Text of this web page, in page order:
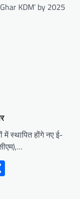
Ghar KDM’ by 2025
स्थापित होंगे नए ई-